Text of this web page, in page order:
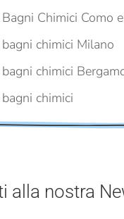
Chimici Como
chimici Milano
chimici
chimici
alla nostra